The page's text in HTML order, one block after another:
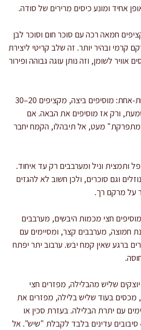
אחיד ומונע כיסים מרירים של סודה.
חמאה רכה עם סוכר חום וסוכר לבן
קרמי ובהיר יותר. זה שלב קריטי ליצירת
אוויר לשומן, וזה נותן עוגה גבוהה ופירור
מוסיפים ביצים אחת-אחת: מוסיפים ביצה, מקציפים 20–30
ורק אז מוסיפים את הבאה. אם
מעט, אל תיבהלו, הקמח יחבר
ותמצית וניל ומערבבים רק עד איחוד.
וגם סוכרים, ולכן חשוב לא להגזים
על מרקם רך.
חצי מכמות היבשים, מערבבים
חמוצה, מערבבים קצר, ומסיימים עם
ברגע שאין קמח יבש. ערבוב יתר יפתח
שליש מהבלילה, מפזרים חצי
מכסים בעוד שליש בלילה, מפזרים את
עם יתרת הבלילה. בעזרת סכין או
שיפוד, עושים 3–4 סיבובים עדינים בלבד לקבלת "שיש". אל